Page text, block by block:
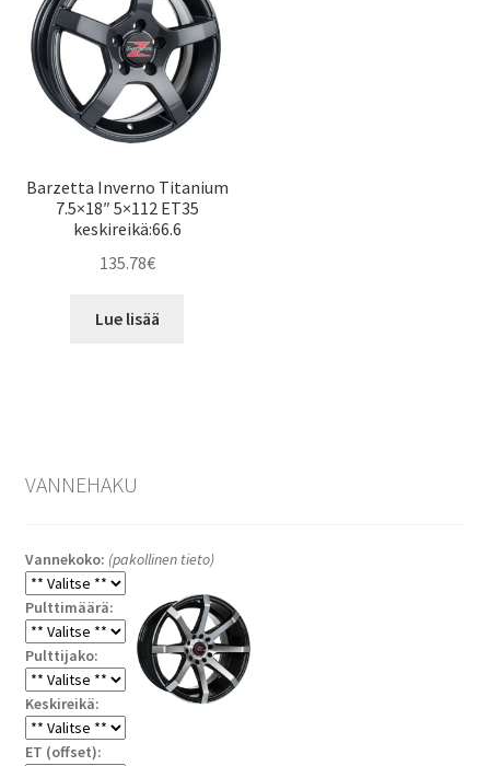
Barzetta Inverno Titanium
7.5×18″ 5×112 ET35
keskireikä:66.6
135.78€
Lue lisää
VANNEHAKU
Vannekoko: (pakollinen tieto)
Pulttimäärä:
Pulttijako:
Keskireikä:
ET (offset):